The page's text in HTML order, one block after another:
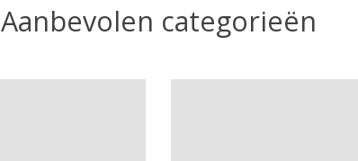
Aanbevolen categorieën